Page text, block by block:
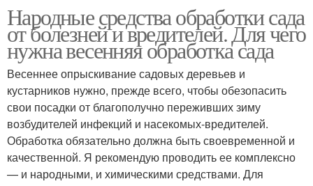
Народные средства обработки сада
от болезней и вредителей. Для чего
нужна весенняя обработка сада
Весеннее опрыскивание садовых деревьев и
кустарников нужно, прежде всего, чтобы обезопасить
свои посадки от благополучно переживших зиму
возбудителей инфекций и насекомых-вредителей.
Обработка обязательно должна быть своевременной и
качественной. Я рекомендую проводить ее комплексно
— и народными, и химическими средствами. Для